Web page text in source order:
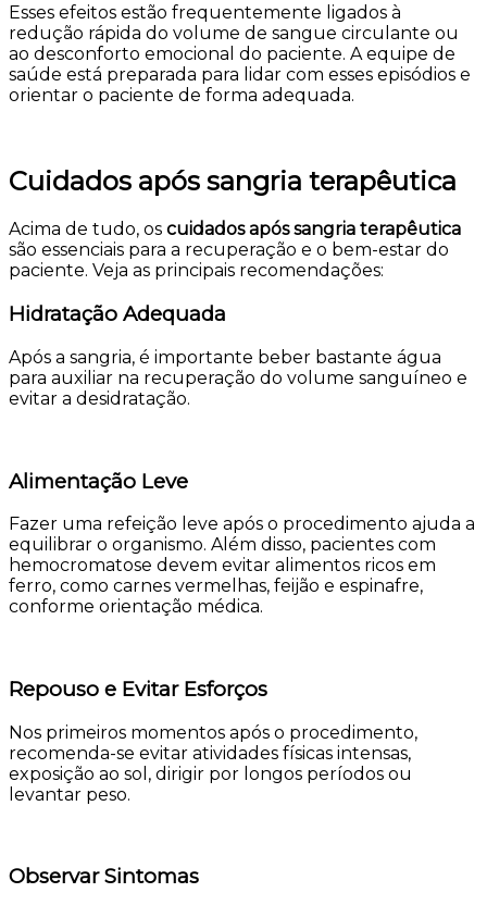
Esses efeitos estão frequentemente ligados à
redução rápida do volume de sangue circulante ou
ao desconforto emocional do paciente. A equipe de
saúde está preparada para lidar com esses episódios e
orientar o paciente de forma adequada.
Cuidados após sangria terapêutica
Acima de tudo, os cuidados após sangria terapêutica
são essenciais para a recuperação e o bem-estar do
paciente. Veja as principais recomendações:
Hidratação Adequada
Após a sangria, é importante beber bastante água
para auxiliar na recuperação do volume sanguíneo e
evitar a desidratação.
Alimentação Leve
Fazer uma refeição leve após o procedimento ajuda a
equilibrar o organismo. Além disso, pacientes com
hemocromatose devem evitar alimentos ricos em
ferro, como carnes vermelhas, feijão e espinafre,
conforme orientação médica.
Repouso e Evitar Esforços
Nos primeiros momentos após o procedimento,
recomenda-se evitar atividades físicas intensas,
exposição ao sol, dirigir por longos períodos ou
levantar peso.
Observar Sintomas